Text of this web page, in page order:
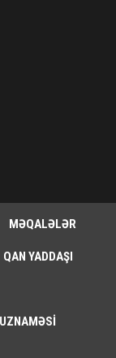
MƏQALƏLƏR
QAN YADDAŞI